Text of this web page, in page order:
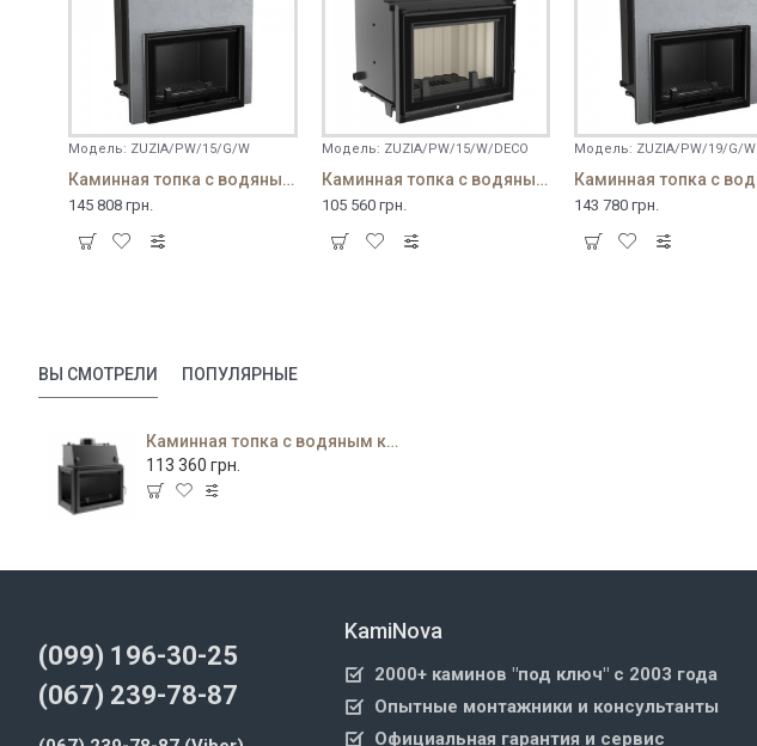
Модель: ZUZIA/PW/15/G/W
Каминная топка с водяным контуром Zuzia/PW/15/G
145 808 грн.
Модель: ZUZIA/PW/15/W/DECO
Каминная топка с водяным контуром Zuzia/PW/15/W/Deco
105 560 грн.
Модель: ZUZIA/PW/19/G/W
143 780 грн.
ВЫ СМОТРЕЛИ ПОПУЛЯРНЫЕ
Каминная топка с водяным контуром Zuzia/PW/BL/19/W
113 360 грн.
(099) 196-30-25
(067) 239-78-87
KamiNova
2000+ каминов "под ключ" с 2003 года
Опытные монтажники и консультанты
Официальная гарантия и сервис